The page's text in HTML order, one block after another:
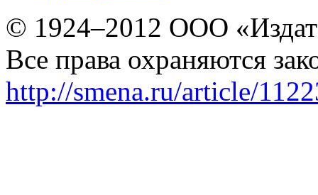
© 1924–2012 ООО
Все права охраняются
http://smena.ru/article/